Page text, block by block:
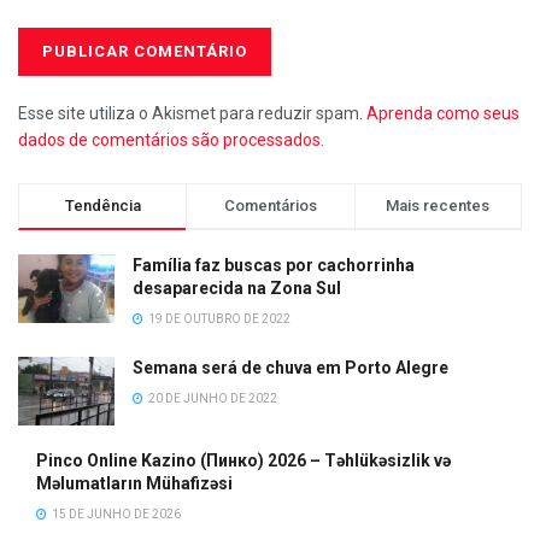
Esse site utiliza o Akismet para reduzir spam. Aprenda como seus
dados de comentários são processados.
Tendência Comentários Mais recentes
Família faz buscas por cachorrinha
desaparecida na Zona Sul
19 DE OUTUBRO DE 2022
Semana será de chuva em Porto Alegre
20 DE JUNHO DE 2022
Pinco Online Kazino (Пинко) 2026 – Təhlükəsizlik və
Məlumatların Mühafizəsi
15 DE JUNHO DE 2026